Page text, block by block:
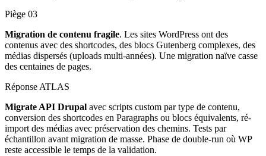
Piège 03
Migration de contenu fragile. Les sites WordPress ont des
contenus avec des shortcodes, des blocs Gutenberg complexes, des
médias dispersés (uploads multi-années). Une migration naïve casse
des centaines de pages.
Réponse ATLAS
Migrate API Drupal avec scripts custom par type de contenu,
conversion des shortcodes en Paragraphs ou blocs équivalents, ré-
import des médias avec préservation des chemins. Tests par
échantillon avant migration de masse. Phase de double-run où WP
reste accessible le temps de la validation.